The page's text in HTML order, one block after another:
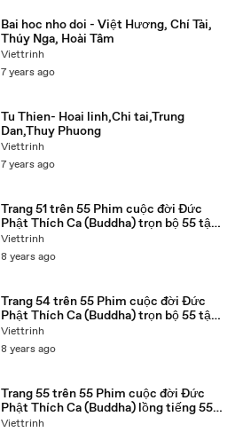
Bai hoc nho doi - Việt Hương, Chí Tài,
Thúy Nga, Hoài Tâm
Viettrinh
7 years ago
Tu Thien- Hoai linh,Chi tai,Trung
Dan,Thuy Phuong
Viettrinh
7 years ago
Trang 51 trên 55 Phim cuộc đời Đức
Phật Thích Ca (Buddha) trọn bộ 55 tập
lồng tiếng
Viettrinh
8 years ago
Trang 54 trên 55 Phim cuộc đời Đức
Phật Thích Ca (Buddha) trọn bộ 55 tập
lồng tiếng
Viettrinh
8 years ago
Trang 55 trên 55 Phim cuộc đời Đức
Phật Thích Ca (Buddha) lồng tiếng 55
tập trọn bộ
Viettrinh